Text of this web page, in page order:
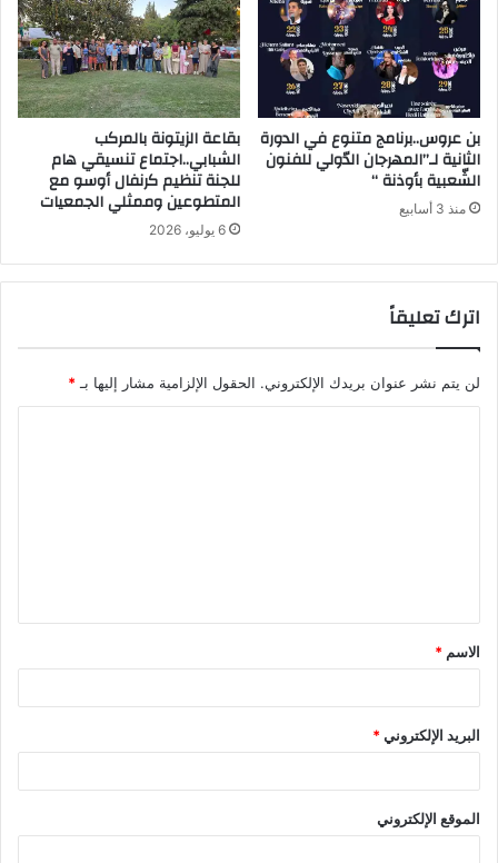
بن عروس..برنامج متنوع في الدورة
الثانية لـ”المهرجان الدّولي للفنون
الشّعبية بأوذنة “
منذ 3 أسابيع
بقاعة الزيتونة بالمركب
الشبابي..اجتماع تنسيقي هام
للجنة تنظيم كرنفال أوسو مع
المتطوعين وممثلي الجمعيات
6 يوليو، 2026
اترك تعليقاً
لن يتم نشر عنوان بريدك الإلكتروني. الحقول الإلزامية مشار إليها بـ *
ق
*
الاسم *
البريد الإلكتروني*
الموقع الإلكتروني